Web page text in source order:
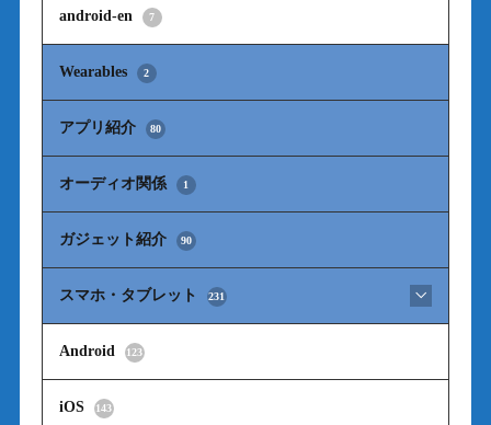
android-en 7
Wearables 2
アプリ紹介 80
オーディオ関係 1
ガジェット紹介 90
スマホ・タブレット 231
Android 123
iOS 143